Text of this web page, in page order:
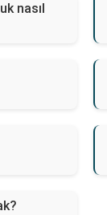
nasıl